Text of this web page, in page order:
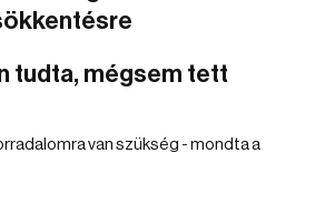
tudta, mégsem tett
van szükség - mondta a